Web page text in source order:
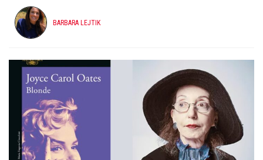
BARBARA LEJTIK